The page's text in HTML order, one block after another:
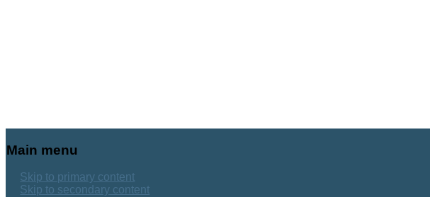
Main menu
Skip to primary content
Skip to secondary content